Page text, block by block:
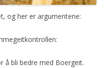
og her er argumentene:
å bli bedre med Boergeit.